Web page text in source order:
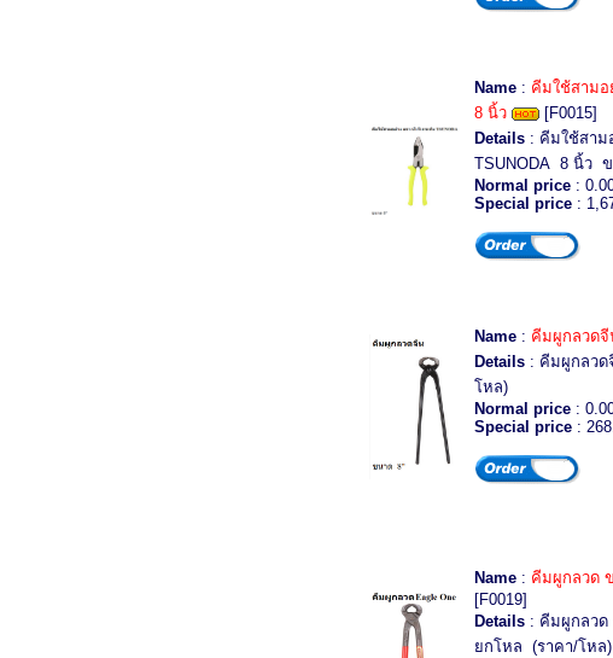
Name : คีมใช้สามอ
8 นิ้ว
[F0015]
Details : คีมใช้สาม
TSUNODA 8 นิ้ว
Normal price :
Special price :
Name : คีมผูกลวดจี
Details : คีมผูกลว
โหล)
Normal price :
Special price :
Name : คีมผูกลวด
[F0019]
Details : คีมผูกลวด
ยกโหล (ราคา/โหล)